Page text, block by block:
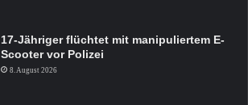
17-Jähriger flüchtet mit manipuliertem E-
Scooter vor Polizei
8. August 2026